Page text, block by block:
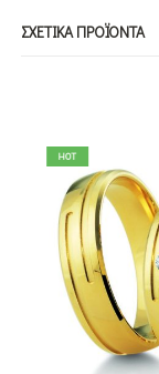
ΣΧΕΤΙΚΆ ΠΡΟΪΌΝΤΑ
HOT